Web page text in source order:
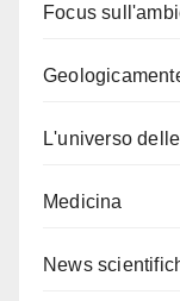
Focus
L'universo
Medicina
News